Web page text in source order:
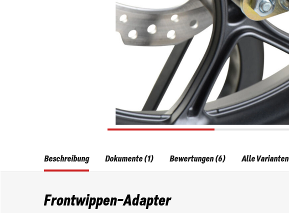
Beschreibung
Frontwippen-Adapter
Dokumente (1) Bewertungen (6) Alle Varianten